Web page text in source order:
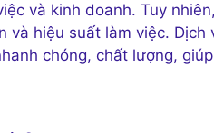
và kinh doanh. Tuy
và hiệu suất làm việc.
chóng, chất lượng,